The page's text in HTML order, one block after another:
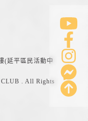
(延平區民活動中
. All Rights